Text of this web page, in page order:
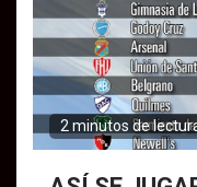
2 minutos de